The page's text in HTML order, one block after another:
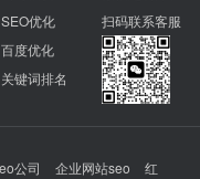
SEO优化
百度优化
关键词排名
扫码联系客服
公司 企业网站seo
红